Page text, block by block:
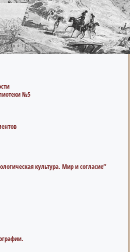
№5
культура. Мир и согласие”